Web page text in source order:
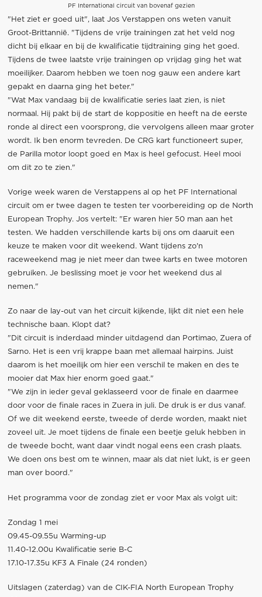
PF International circuit van bovenaf gezien
"Het ziet er goed uit", laat Jos Verstappen ons weten vanuit
Groot-Brittannië. "Tijdens de vrije trainingen zat het veld nog
dicht bij elkaar en bij de kwalificatie tijdtraining ging het goed.
Tijdens de twee laatste vrije trainingen op vrijdag ging het wat
moeilijker. Daarom hebben we toen nog gauw een andere kart
gepakt en daarna ging het beter."
"Wat Max vandaag bij de kwalificatie series laat zien, is niet
normaal. Hij pakt bij de start de koppositie en heeft na de eerste
ronde al direct een voorsprong, die vervolgens alleen maar groter
wordt. Ik ben enorm tevreden. De CRG kart functioneert super,
de Parilla motor loopt goed en Max is heel gefocust. Heel mooi
om dit zo te zien."
Vorige week waren de Verstappens al op het PF International
circuit om er twee dagen te testen ter voorbereiding op de North
European Trophy. Jos vertelt: "Er waren hier 50 man aan het
testen. We hadden verschillende karts bij ons om daaruit een
keuze te maken voor dit weekend. Want tijdens zo'n
raceweekend mag je niet meer dan twee karts en twee motoren
gebruiken. Je beslissing moet je voor het weekend dus al
nemen."
Zo naar de lay-out van het circuit kijkende, lijkt dit niet een hele
technische baan. Klopt dat?
"Dit circuit is inderdaad minder uitdagend dan Portimao, Zuera of
Sarno. Het is een vrij krappe baan met allemaal hairpins. Juist
daarom is het moeilijk om hier een verschil te maken en des te
mooier dat Max hier enorm goed gaat."
"We zijn in ieder geval geklasseerd voor de finale en daarmee
door voor de finale races in Zuera in juli. De druk is er dus vanaf.
Of we dit weekend eerste, tweede of derde worden, maakt niet
zoveel uit. Je moet tijdens de finale een beetje geluk hebben in
de tweede bocht, want daar vindt nogal eens een crash plaats.
We doen ons best om te winnen, maar als dat niet lukt, is er geen
man over boord."
Het programma voor de zondag ziet er voor Max als volgt uit:
Zondag 1 mei
09.45-09.55u Warming-up
11.40-12.00u Kwalificatie serie B-C
17.10-17.35u KF3 A Finale (24 ronden)
Uitslagen (zaterdag) van de CIK-FIA North European Trophy